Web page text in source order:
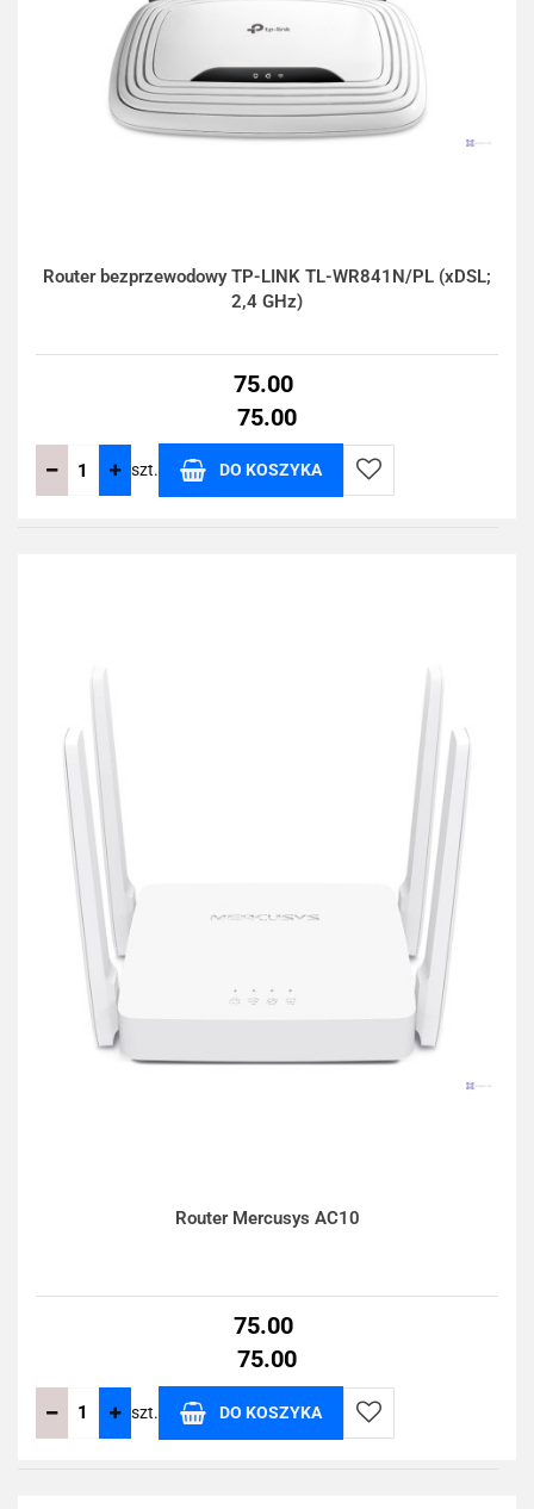
Router bezprzewodowy TP-LINK TL-WR841N/PL (xDSL;
2,4 GHz)
75.00
75.00
szt. DO KOSZYKA
Do
Router Mercusys AC10
75.00
75.00
szt. DO KOSZYKA
Do